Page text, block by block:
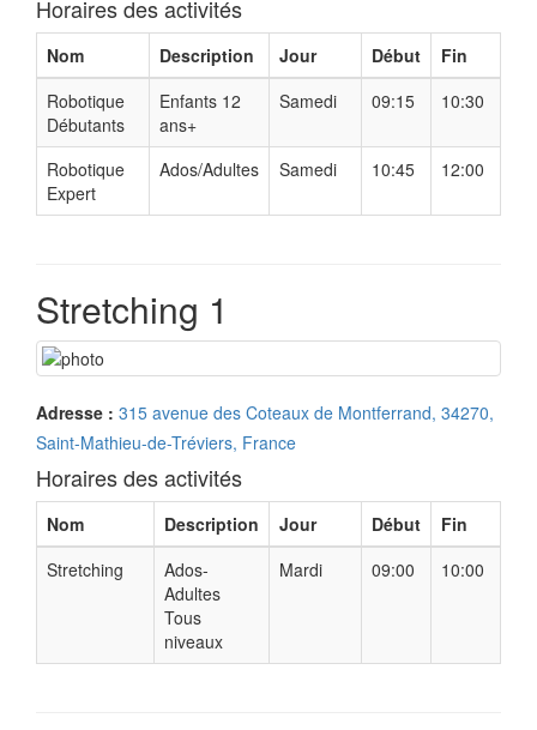
Horaires des activités
Nom Description Jour Début
Fin
Robotique
Débutants
Enfants 12
ans+
Samedi 09:15 10:30
Robotique
Expert
Ados/Adultes Samedi 10:45 12:00
Stretching 1
Adresse : 315 avenue des Coteaux de Montferrand, 34270,
Saint-Mathieu-de-Tréviers, France
Horaires des activités
Nom Description Jour Début
Fin
Stretching
Ados-
Adultes
Tous
niveaux
Mardi 09:00 10:00